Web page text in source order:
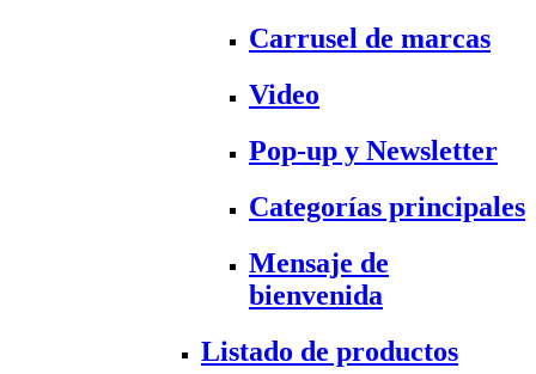
Carrusel de marcas
Video
Pop-up y Newsletter
Categorías principales
Mensaje de
bienvenida
Listado de productos